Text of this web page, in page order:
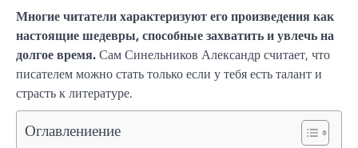
Многие читатели характеризуют его произведения как
настоящие шедевры, способные захватить и увлечь на
долгое время.Сам Синельников Александр считает, что
писателем можно стать только если у тебя есть талант и
страсть к литературе.
Оглавлениение